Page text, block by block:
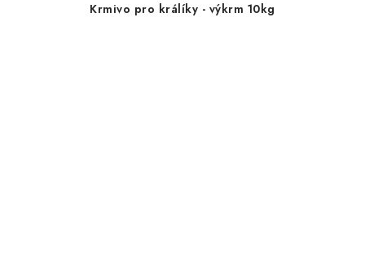
Krmivo pro králíky - výkrm 10kg